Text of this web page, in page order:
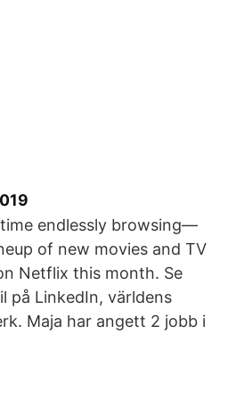
endlessly browsing—
of new movies and TV
Netflix this month. Se
på LinkedIn, världens
Maja har angett 2 jobb i